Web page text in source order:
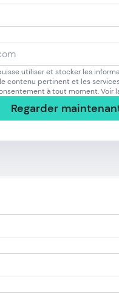
utiliser et stocker les
contenu pertinent et les
à tout moment. Voir
Regarder